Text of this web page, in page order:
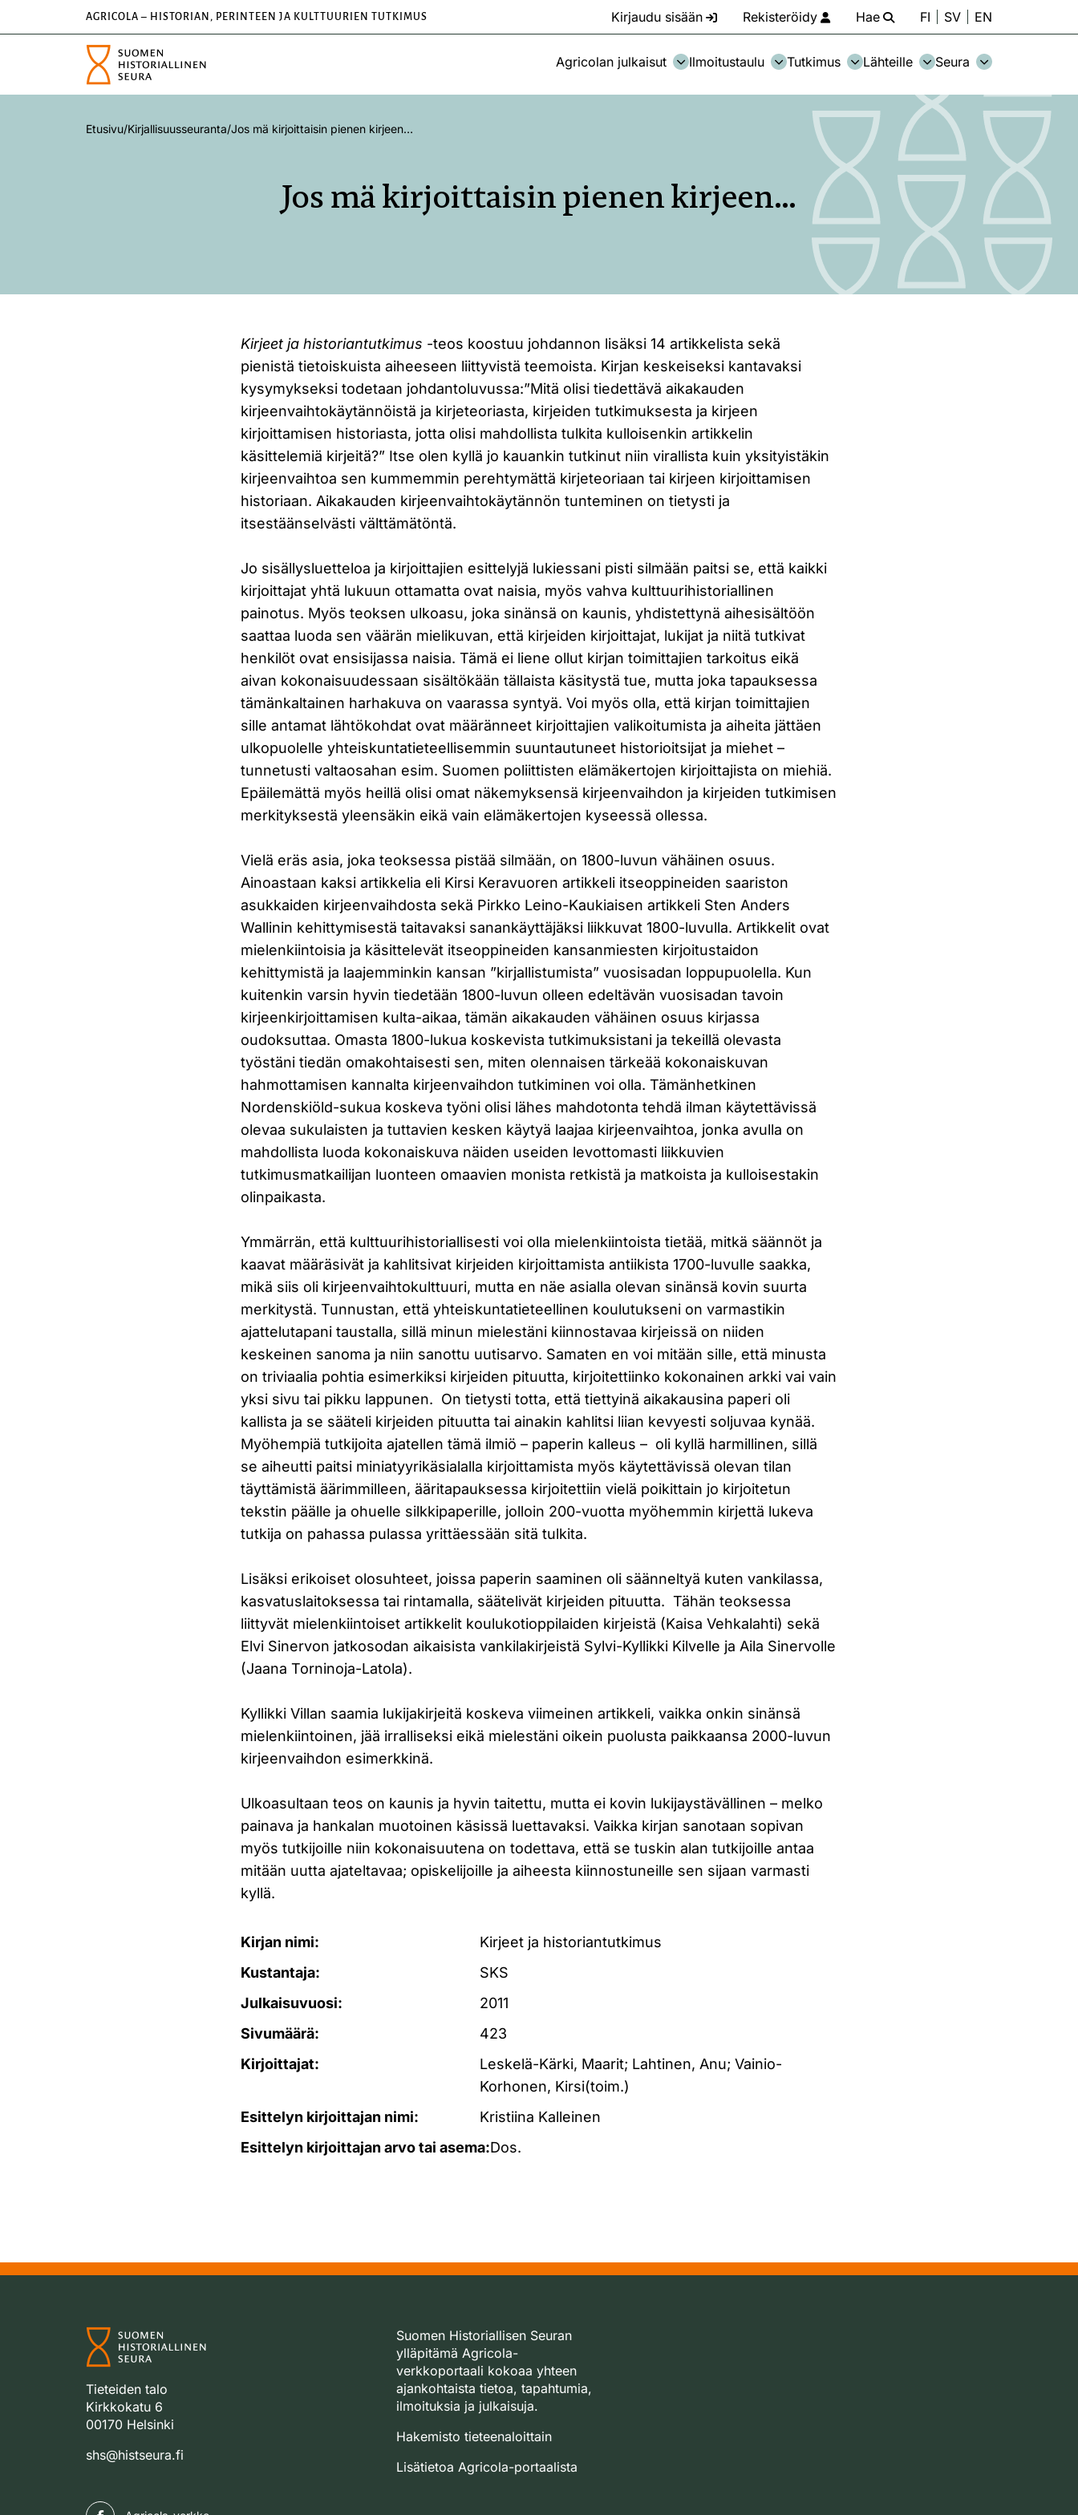
AGRICOLA – HISTORIAN, PERINTEEN JA KULTTUURIEN TUTKIMUS Kirjaudu sisään Rekisteröidy Hae FI SV EN
Agricolan julkaisut Ilmoitustaulu Tutkimus Lähteille Seura
Etusivu/Kirjallisuusseuranta/Jos mä kirjoittaisin pienen kirjeen…
Jos mä kirjoittaisin pienen kirjeen…
Kirjeet ja historiantutkimus -teos koostuu johdannon lisäksi 14 artikkelista sekä
pienistä tietoiskuista aiheeseen liittyvistä teemoista. Kirjan keskeiseksi kantavaksi
kysymykseksi todetaan johdantoluvussa:”Mitä olisi tiedettävä aikakauden
kirjeenvaihtokäytännöistä ja kirjeteoriasta, kirjeiden tutkimuksesta ja kirjeen
kirjoittamisen historiasta, jotta olisi mahdollista tulkita kulloisenkin artikkelin
käsittelemiä kirjeitä?” Itse olen kyllä jo kauankin tutkinut niin virallista kuin yksityistäkin
kirjeenvaihtoa sen kummemmin perehtymättä kirjeteoriaan tai kirjeen kirjoittamisen
historiaan. Aikakauden kirjeenvaihtokäytännön tunteminen on tietysti ja
itsestäänselvästi välttämätöntä.
Jo sisällysluetteloa ja kirjoittajien esittelyjä lukiessani pisti silmään paitsi se, että kaikki
kirjoittajat yhtä lukuun ottamatta ovat naisia, myös vahva kulttuurihistoriallinen
painotus. Myös teoksen ulkoasu, joka sinänsä on kaunis, yhdistettynä aihesisältöön
saattaa luoda sen väärän mielikuvan, että kirjeiden kirjoittajat, lukijat ja niitä tutkivat
henkilöt ovat ensisijassa naisia. Tämä ei liene ollut kirjan toimittajien tarkoitus eikä
aivan kokonaisuudessaan sisältökään tällaista käsitystä tue, mutta joka tapauksessa
tämänkaltainen harhakuva on vaarassa syntyä. Voi myös olla, että kirjan toimittajien
sille antamat lähtökohdat ovat määränneet kirjoittajien valikoitumista ja aiheita jättäen
ulkopuolelle yhteiskuntatieteellisemmin suuntautuneet historioitsijat ja miehet –
tunnetusti valtaosahan esim. Suomen poliittisten elämäkertojen kirjoittajista on miehiä.
Epäilemättä myös heillä olisi omat näkemyksensä kirjeenvaihdon ja kirjeiden tutkimisen
merkityksestä yleensäkin eikä vain elämäkertojen kyseessä ollessa.
Vielä eräs asia, joka teoksessa pistää silmään, on 1800-luvun vähäinen osuus.
Ainoastaan kaksi artikkelia eli Kirsi Keravuoren artikkeli itseoppineiden saariston
asukkaiden kirjeenvaihdosta sekä Pirkko Leino-Kaukiaisen artikkeli Sten Anders
Wallinin kehittymisestä taitavaksi sanankäyttäjäksi liikkuvat 1800-luvulla. Artikkelit ovat
mielenkiintoisia ja käsittelevät itseoppineiden kansanmiesten kirjoitustaidon
kehittymistä ja laajemminkin kansan ”kirjallistumista” vuosisadan loppupuolella. Kun
kuitenkin varsin hyvin tiedetään 1800-luvun olleen edeltävän vuosisadan tavoin
kirjeenkirjoittamisen kulta-aikaa, tämän aikakauden vähäinen osuus kirjassa
oudoksuttaa. Omasta 1800-lukua koskevista tutkimuksistani ja tekeillä olevasta
työstäni tiedän omakohtaisesti sen, miten olennaisen tärkeää kokonaiskuvan
hahmottamisen kannalta kirjeenvaihdon tutkiminen voi olla. Tämänhetkinen
Nordenskiöld-sukua koskeva työni olisi lähes mahdotonta tehdä ilman käytettävissä
olevaa sukulaisten ja tuttavien kesken käytyä laajaa kirjeenvaihtoa, jonka avulla on
mahdollista luoda kokonaiskuva näiden useiden levottomasti liikkuvien
tutkimusmatkailijan luonteen omaavien monista retkistä ja matkoista ja kulloisestakin
olinpaikasta.
Ymmärrän, että kulttuurihistoriallisesti voi olla mielenkiintoista tietää, mitkä säännöt ja
kaavat määräsivät ja kahlitsivat kirjeiden kirjoittamista antiikista 1700-luvulle saakka,
mikä siis oli kirjeenvaihtokulttuuri, mutta en näe asialla olevan sinänsä kovin suurta
merkitystä. Tunnustan, että yhteiskuntatieteellinen koulutukseni on varmastikin
ajattelutapani taustalla, sillä minun mielestäni kiinnostavaa kirjeissä on niiden
keskeinen sanoma ja niin sanottu uutisarvo. Samaten en voi mitään sille, että minusta
on triviaalia pohtia esimerkiksi kirjeiden pituutta, kirjoitettiinko kokonainen arkki vai vain
yksi sivu tai pikku lappunen. On tietysti totta, että tiettyinä aikakausina paperi oli
kallista ja se sääteli kirjeiden pituutta tai ainakin kahlitsi liian kevyesti soljuvaa kynää.
Myöhempiä tutkijoita ajatellen tämä ilmiö – paperin kalleus – oli kyllä harmillinen, sillä
se aiheutti paitsi miniatyyrikäsialalla kirjoittamista myös käytettävissä olevan tilan
täyttämistä äärimmilleen, ääritapauksessa kirjoitettiin vielä poikittain jo kirjoitetun
tekstin päälle ja ohuelle silkkipaperille, jolloin 200-vuotta myöhemmin kirjettä lukeva
tutkija on pahassa pulassa yrittäessään sitä tulkita.
Lisäksi erikoiset olosuhteet, joissa paperin saaminen oli säänneltyä kuten vankilassa,
kasvatuslaitoksessa tai rintamalla, säätelivät kirjeiden pituutta. Tähän teoksessa
liittyvät mielenkiintoiset artikkelit koulukotioppilaiden kirjeistä (Kaisa Vehkalahti) sekä
Elvi Sinervon jatkosodan aikaisista vankilakirjeistä Sylvi-Kyllikki Kilvelle ja Aila Sinervolle
(Jaana Torninoja-Latola).
Kyllikki Villan saamia lukijakirjeitä koskeva viimeinen artikkeli, vaikka onkin sinänsä
mielenkiintoinen, jää irralliseksi eikä mielestäni oikein puolusta paikkaansa 2000-luvun
kirjeenvaihdon esimerkkinä.
Ulkoasultaan teos on kaunis ja hyvin taitettu, mutta ei kovin lukijaystävällinen – melko
painava ja hankalan muotoinen käsissä luettavaksi. Vaikka kirjan sanotaan sopivan
myös tutkijoille niin kokonaisuutena on todettava, että se tuskin alan tutkijoille antaa
mitään uutta ajateltavaa; opiskelijoille ja aiheesta kiinnostuneille sen sijaan varmasti
kyllä.
Kirjan nimi:
Kirjeet ja historiantutkimus
Kustantaja:
SKS
Julkaisuvuosi:
2011
Sivumäärä:
423
Kirjoittajat:
Leskelä-Kärki, Maarit; Lahtinen, Anu; Vainio-
Korhonen, Kirsi(toim.)
Esittelyn kirjoittajan nimi:
Kristiina Kalleinen
Esittelyn kirjoittajan arvo tai asema:Dos.
Tieteiden talo
Kirkkokatu 6
00170 Helsinki
shs@histseura.fi
Suomen Historiallisen Seuran
ylläpitämä Agricola-
verkkoportaali kokoaa yhteen
ajankohtaista tietoa, tapahtumia,
ilmoituksia ja julkaisuja.
Hakemisto tieteenaloittain
Lisätietoa Agricola-portaalista